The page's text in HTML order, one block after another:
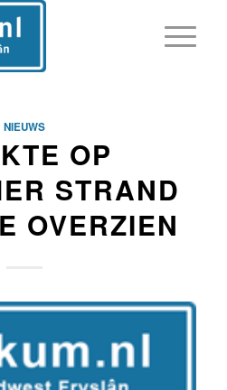
NIEUWS
OP
STRAND
OVERZIEN